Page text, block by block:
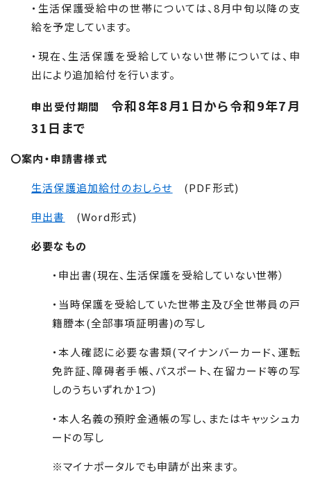
・生活保護受給中の世帯については、8月中旬以降の支
給を予定しています。
・現在、生活保護を受給していない世帯については、申
出により追加給付を行います。
申出受付期間
令和8年8月1日から令和9年7月
31日まで
〇案内・申請書様式
生活保護追加給付のおしらせ (PDF形式)
申出書
(Word形式)
必要なもの
・申出書(現在、生活保護を受給していない世帯）
・当時保護を受給していた世帯主及び全世帯員の戸
籍謄本(全部事項証明書)の写し
・本人確認に必要な書類(マイナンバーカード、運転
免許証、障碍者手帳、パスポート、在留カード等の写
しのうちいずれか1つ)
・本人名義の預貯金通帳の写し、またはキャッシュカ
ードの写し
※マイナポータルでも申請が出来ます。